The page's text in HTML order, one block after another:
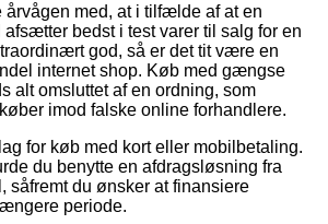
med, at i tilfælde af at en
bedst i test varer til salg for en
god, så er det tit være en
internet shop. Køb med gængse
alt omsluttet af en ordning, som
imod falske online forhandlere.
for køb med kort eller mobilbetaling.
du benytte en afdragsløsning fra
såfremt du ønsker at finansiere
periode.